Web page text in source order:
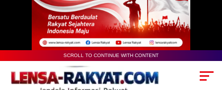
SCROLL TO CONTINUE WITH CONTENT